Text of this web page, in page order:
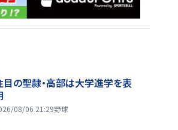
目の聖隷・高部は大学進学を表
08/06 21:29野球